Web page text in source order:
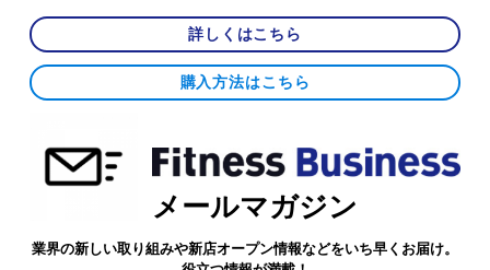
詳しくはこちら
購入方法はこちら
メールマガジン
業界の新しい取り組みや新店オープン情報などをいち早くお届け。